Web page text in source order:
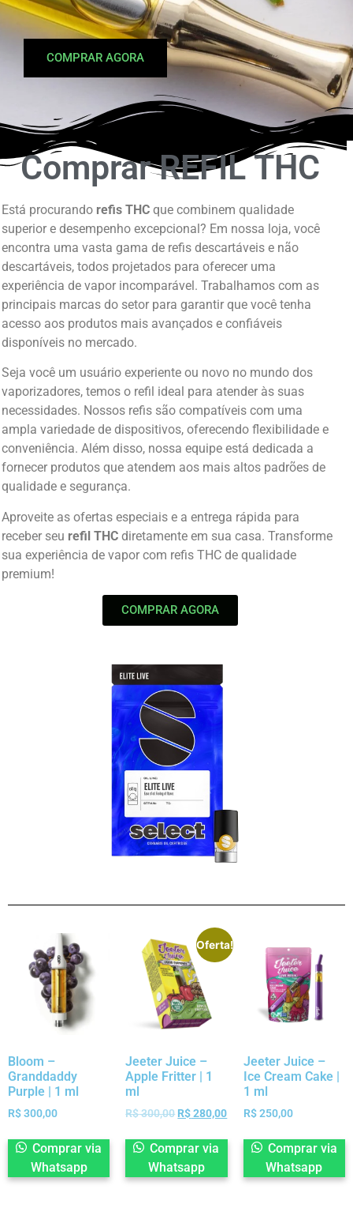
COMPRAR AGORA
Comprar REFIL THC
Está procurando refis THC que combinem qualidade
superior e desempenho excepcional? Em nossa loja, você
encontra uma vasta gama de refis descartáveis e não
descartáveis, todos projetados para oferecer uma
experiência de vapor incomparável. Trabalhamos com as
principais marcas do setor para garantir que você tenha
acesso aos produtos mais avançados e confiáveis
disponíveis no mercado.
Seja você um usuário experiente ou novo no mundo dos
vaporizadores, temos o refil ideal para atender às suas
necessidades. Nossos refis são compatíveis com uma
ampla variedade de dispositivos, oferecendo flexibilidade e
conveniência. Além disso, nossa equipe está dedicada a
fornecer produtos que atendem aos mais altos padrões de
qualidade e segurança.
Aproveite as ofertas especiais e a entrega rápida para
receber seu refil THC diretamente em sua casa. Transforme
sua experiência de vapor com refis THC de qualidade
premium!
COMPRAR AGORA
Bloom –
Granddaddy
Purple | 1 ml
R$300,00
Comprar via
Whatsapp
Oferta!
Jeeter Juice –
Apple Fritter | 1
ml
R$300,00 R$280,00
Comprar via
Whatsapp
Jeeter Juice –
Ice Cream Cake |
1 ml
R$250,00
Comprar via
Whatsapp